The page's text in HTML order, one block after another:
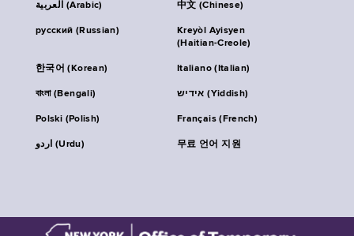
العربية (Arabic) 中文 (Chinese)
русский (Russian)
Kreyòl Ayisyen
(Haitian-Creole)
한국어 (Korean) Italiano (Italian)
বাংলা (Bengali) אידיש (Yiddish)
Polski (Polish) Français (French)
اردو (Urdu) 무료 언어 지원